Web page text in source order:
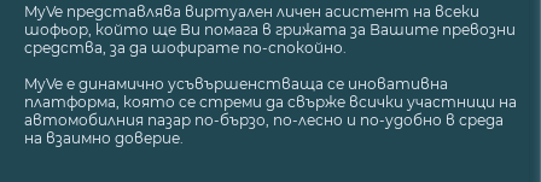
MyVe представлява виртуален личен асистент на всеки
шофьор, който ще Ви помага в грижата за Вашите превозни
средства, за да шофирате по-спокойно.
MyVe е динамично усъвършенстваща се иновативна
платформа, която се стреми да свърже всички участници на
автомобилния пазар по-бързо, по-лесно и по-удобно в среда
на взаимно доверие.